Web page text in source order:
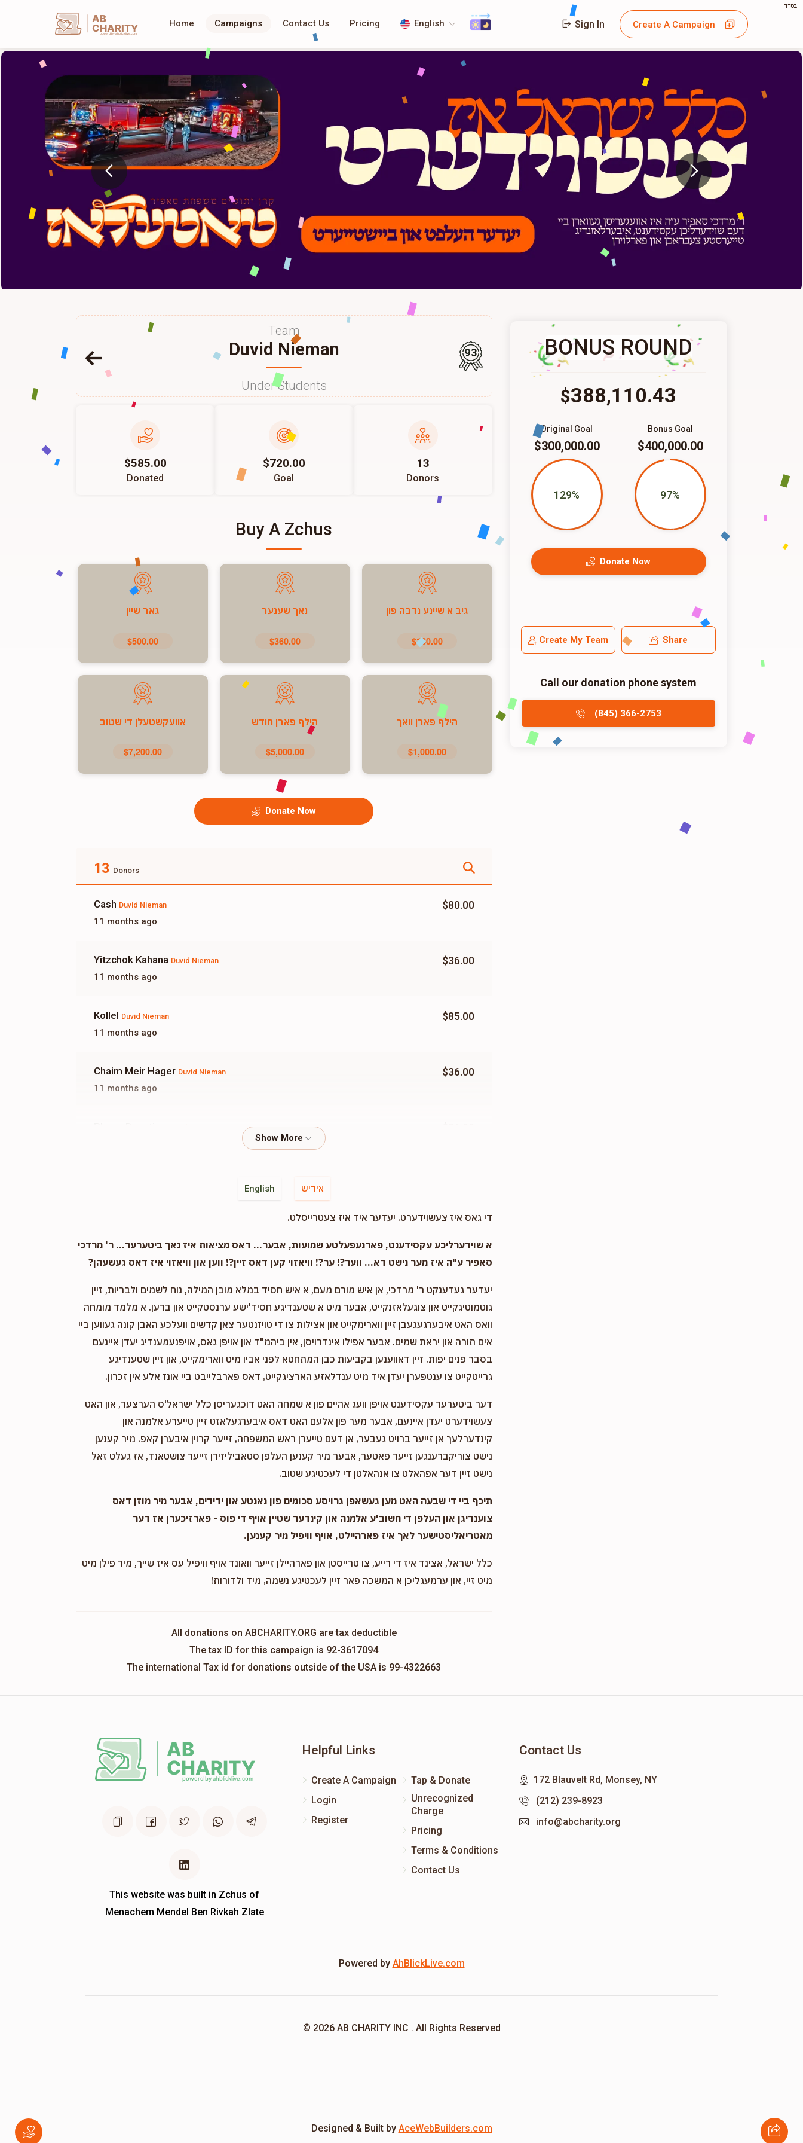
בס"ד
AB
CHARITY
powerd by ahblicklive.com
Home Campaigns Contact Us Pricing English Sign In Create A Campaign
Team
Duvid Nieman
Under Students
93
$585.00
Donated
$720.00
Goal
13
Donors
Buy A Zchus
גיב א שיינע נדבה פון
$180.00
נאך שענער
$360.00
גאר שיין
$500.00
הילף פארן וואך
$1,000.00
הילף פארן חודש
$5,000.00
אוועקשטעלן די שטוב
$7,200.00
Donate Now
13 Donors
Cash Duvid Nieman
11 months ago
$80.00
Yitzchok Kahana Duvid Nieman
11 months ago
$36.00
Kollel Duvid Nieman
11 months ago
$85.00
Chaim Meir Hager Duvid Nieman
11 months ago
$36.00
$36.00
Phone Donation Duvid Nieman
11 months ago
$10.00
English אידיש
די גאס איז צעשוידערט. יעדער איד איז צעטרייסלט.
א שוידערליכע עקסידענט, פארנעפעלטע שמועות, אבער... דאס מציאות איז נאך ביטערער... ר' מרדכי
סאפיר ע"ה איז מער נישט דא... ווער?! ער?! וויאזוי קען דאס זיין?! ווען און וויאזוי איז דאס געשעהן?
יעדער געדענקט ר' מרדכי, אן איש מורם מעם, א איש חסיד במלא מובן המילה, נוח לשמים ולבריות, זיין
גוטמוטיגקייט און צוגעלאזנקייט, אבער מיט א שטענדיגע חסיד'ישע ערנסטקייט און ברען. א מלמד מומחה
וואס האט איבערגעגעבן זיין ווארימקייט און אצילות צו די טויזנטער צאן קדשים וועלכע האבן קונה געווען ביי
אים תורה און יראת שמים. אבער אפילו אינדרויסן, אין ביהמ"ד און אויפן גאס, אויפנעמענדיג יעדן איינעם
בסבר פנים יפות. זיין דאווענען בקביעות כבן המתחטא לפני אביו מיט ווארימקייט, און זיין שטענדיגע
גרייטקייט צו ענטפערן יעדן איד מיט ענדלאזע הארציגקייט, דאס פארבלייבט ביי אונז אלע אין זכרון.
דער ביטערער עקסידענט אויפן וועג אהיים פון א שמחה האט דוכגעריסן כלל ישראל'ס הערצער, און האט
צעשוידערט יעדן איינעם, אבער מער פון אלעם האט דאס איבערגעלאזט זיין טייערע אלמנה און
קינדערלעך אן זייער ברויט געבער, אן דעם טייערן ראש המשפחה, זייער קרוין איבערן קאפ. מיר קענען
נישט צוריקברענגען זייער פאטער, אבער מיר קענען העלפן סטאביליזירן זייער צושטאנד, אז געלט זאל
נישט זיין דער אפהאלט צו אנהאלטן די לעכטיגע שטוב.
תיכף ביי די שבעה האט מען געשאפן גרויסע סכומים פון נאנטע און ידידים, אבער מיר מוזן דאס
צוענדיגן און העלפן די חשוב'ע אלמנה און קינדער שטיין אויף די פוס - פארזיכערן אז דער
מאטריאליסטישער לאך איז פארהיילט, אויף וויפיל מיר קענען.
כלל ישראל, אצינד איז די רייע, צו טרייסטן און פארהיילן זייער וואונד אויף וויפיל עס איז שייך, מיר פילן מיט
מיט זיי, און ערמעגליכן א המשכה פאר זיין לעכטיגע נשמה, מיד ולדורות!
All donations on ABCHARITY.ORG are tax deductible
The tax ID for this campaign is 92-3617094
The international Tax id for donations outside of the USA is 99-4322663
BONUS ROUND
$388,110.43
Bonus Goal
$400,000.00
97%
Original Goal
$300,000.00
129%
Donate Now
Create My Team Share
Call our donation phone system
(845) 366-2753
This website was built in Zchus of
Menachem Mendel Ben Rivkah Zlate
Helpful Links
Create A Campaign
Login
Register
Tap & Donate
Unrecognized
Charge
Pricing
Terms & Conditions
Contact Us
Contact Us
172 Blauvelt Rd, Monsey, NY
(212) 239-8923
info@abcharity.org
Powered by AhBlickLive.com
© 2026 AB CHARITY INC . All Rights Reserved
Designed & Built by AceWebBuilders.com